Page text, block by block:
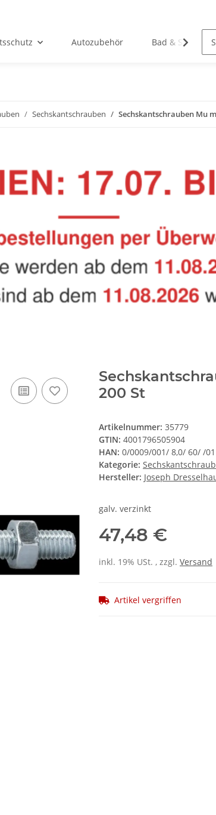
Autozubehör Bad & Sanitär
Sechskantschrauben Sechskantschrauben Mu
200 St
Artikelnummer: 35779
GTIN: 4001796505904
HAN: 0/0009/001/ 8,0/ 60/ /01
Kategorie:
Hersteller: Joseph
galv. verzinkt
47,48 €
inkl. 19% USt. , zzgl. Versand
Artikel vergriffen